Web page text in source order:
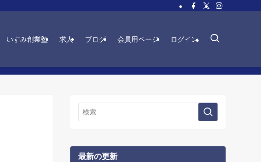
いすみ創業塾 求人 ブログ 会員用ページ ログイン
最新の更新